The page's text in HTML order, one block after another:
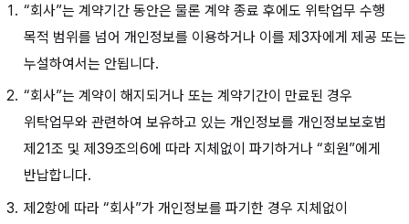
“회사”는 계약기간 동안은 물론 계약 종료 후에도 위탁업무 수행
목적 범위를 넘어 개인정보를 이용하거나 이를 제3자에게 제공 또는
누설하여서는 안됩니다.
“회사”는 계약이 해지되거나 또는 계약기간이 만료된 경우
위탁업무와 관련하여 보유하고 있는 개인정보를 개인정보보호법
제21조 및 제39조의6에 따라 지체없이 파기하거나 “회원”에게
반납합니다.
제2항에 따라 “회사”가 개인정보를 파기한 경우 지체없이